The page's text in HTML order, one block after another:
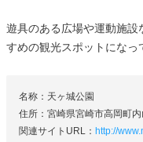
遊具のある広場や運動施設
すめの観光スポットになっ
名称：天ヶ城公園
住所：宮崎県宮崎市高岡町
関連サイトURL： http://